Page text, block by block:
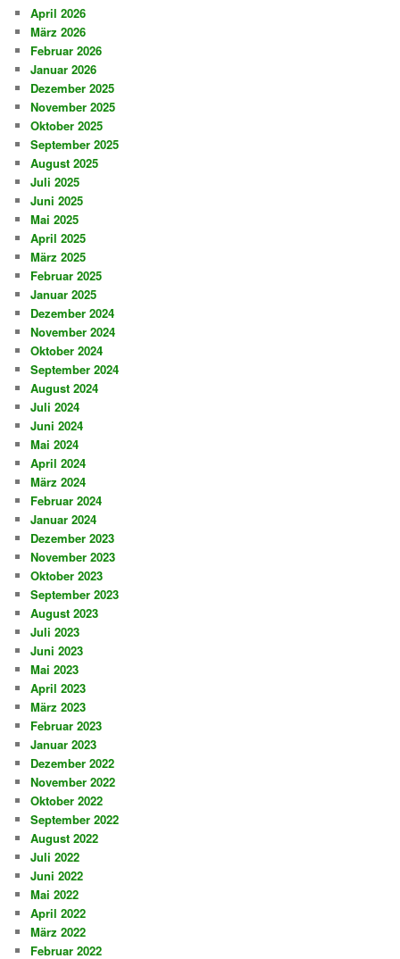
April 2026
März 2026
Februar 2026
Januar 2026
Dezember 2025
November 2025
Oktober 2025
September 2025
August 2025
Juli 2025
Juni 2025
Mai 2025
April 2025
März 2025
Februar 2025
Januar 2025
Dezember 2024
November 2024
Oktober 2024
September 2024
August 2024
Juli 2024
Juni 2024
Mai 2024
April 2024
März 2024
Februar 2024
Januar 2024
Dezember 2023
November 2023
Oktober 2023
September 2023
August 2023
Juli 2023
Juni 2023
Mai 2023
April 2023
März 2023
Februar 2023
Januar 2023
Dezember 2022
November 2022
Oktober 2022
September 2022
August 2022
Juli 2022
Juni 2022
Mai 2022
April 2022
März 2022
Februar 2022